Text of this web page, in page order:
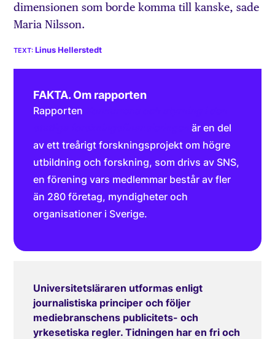
dimensionen som borde komma till kanske, sade
Maria Nilsson.
Linus Hellerstedt
FAKTA. Om rapporten
Rapporten
är en del
av ett treårigt forskningsprojekt om högre
utbildning och forskning, som drivs av SNS,
en förening vars medlemmar består av fler
än 280 företag, myndigheter och
organisationer i Sverige.
Universitetsläraren utformas enligt
journalistiska principer och följer
mediebranschens publicitets- och
yrkesetiska regler. Tidningen har en fri och